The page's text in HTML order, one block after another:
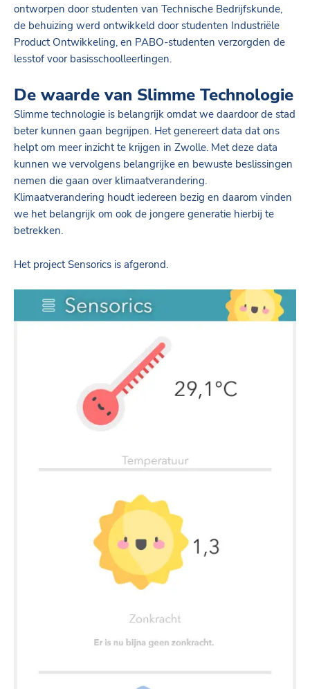
ontworpen door studenten van Technische Bedrijfskunde,
de behuizing werd ontwikkeld door studenten Industriële
Product Ontwikkeling, en PABO-studenten verzorgden de
lesstof voor basisschoolleerlingen.
De waarde van Slimme Technologie
Slimme technologie is belangrijk omdat we daardoor de stad
beter kunnen gaan begrijpen. Het genereert data dat ons
helpt om meer inzicht te krijgen in Zwolle. Met deze data
kunnen we vervolgens belangrijke en bewuste beslissingen
nemen die gaan over klimaatverandering.
Klimaatverandering houdt iedereen bezig en daarom vinden
we het belangrijk om ook de jongere generatie hierbij te
betrekken.
Het project Sensorics is afgerond.